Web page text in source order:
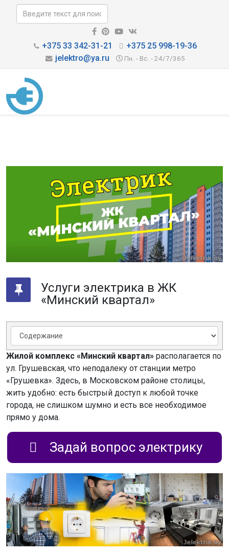
+375 33 342-31-21
+375 25 998-19-36
jelektro@ya.ru
Пн. - Вс. - 24/7/365
Услуги электрика в ЖК
«Минский квартал»
Жилой комплекс «Минский квартал» располагается по
ул. Грушевская, что неподалеку от станции метро
«Грушевка». Здесь, в Московском районе столицы,
жить удобно: есть быстрый доступ к любой точке
города, не слишком шумно и есть все необходимое
прямо у дома.
Задай вопрос электрику